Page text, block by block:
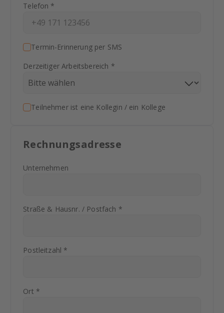
Telefon *
Termin-Erinnerung per SMS
Derzeitiger Arbeitsbereich *
Teilnehmer ist eine Kollegin / ein Kollege
Rechnungsadresse
Unternehmen
Straße & Hausnr. / Postfach *
Postleitzahl *
Ort *